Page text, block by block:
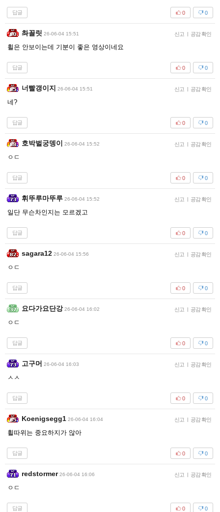
답글 0
0
촤꼴릿 26-06-04 15:51 신고 | 공감 확인
휠은 안보이는데 기분이 좋은 영상이네요
답글 0
0
너빨갱이지 26-06-04 15:51 신고 | 공감 확인
네?
답글 0
0
호박벌궁뎅이 26-06-04 15:52 신고 | 공감 확인
ㅇㄷ
답글 0
0
휘뚜루마뚜루 26-06-04 15:52 신고 | 공감 확인
일단 무슨차인지는 모르겠고
답글 0
0
sagara12 26-06-04 15:56 신고 | 공감 확인
ㅇㄷ
답글 0
0
요다가요단강 26-06-04 16:02 신고 | 공감 확인
ㅇㄷ
답글 0
0
고구머 26-06-04 16:03 신고 | 공감 확인
ㅅㅅ
답글 0
0
Koenigsegg1 26-06-04 16:04 신고 | 공감 확인
휠따위는 중요하지가 않아
답글 0
0
redstormer 26-06-04 16:06 신고 | 공감 확인
ㅇㄷ
답글 0
0